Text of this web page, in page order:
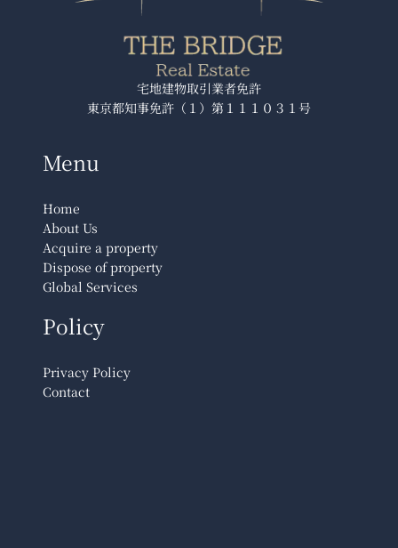
宅地建物取引業者免許
東京都知事免許（１）第１１１０３１号
Menu
Home
About Us
Acquire a property
Dispose of property
Global Services
Policy
Privacy Policy
Contact